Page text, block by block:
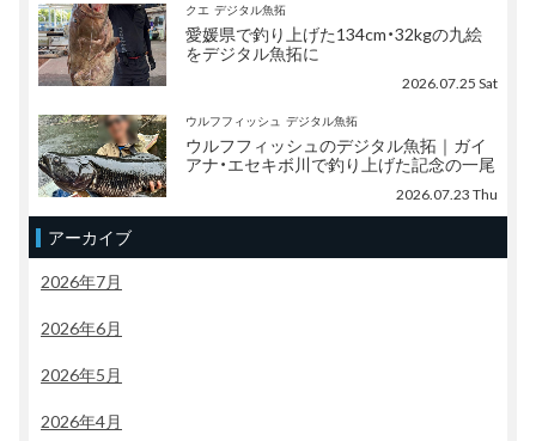
クエ デジタル魚拓
愛媛県で釣り上げた134cm・32kgの九絵
をデジタル魚拓に
2026.07.25 Sat
ウルフフィッシュ デジタル魚拓
ウルフフィッシュのデジタル魚拓｜ガイ
アナ・エセキボ川で釣り上げた記念の一尾
2026.07.23 Thu
アーカイブ
2026年7月
2026年6月
2026年5月
2026年4月